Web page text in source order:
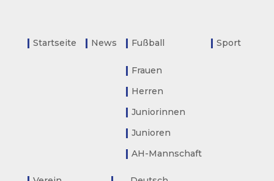
Startseite News Fußball
Frauen
Herren
Juniorinnen
Junioren
AH-Mannschaft
Sport